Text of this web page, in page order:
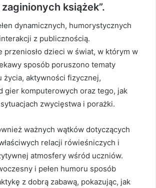
zaginionych książek”.
dynamicznych, humorystycznych
z publicznością.
przeniosło dzieci w świat, w którym w
sposób poruszono tematy
życia, aktywności fizycznej,
gier komputerowych oraz tego, jak
zwycięstwa i porażki.
ważnych wątków dotyczących
relacji rówieśniczych i
atmosfery wśród uczniów.
i pełen humoru sposób
z dobrą zabawą, pokazując, jak